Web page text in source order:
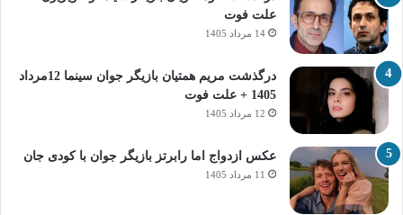
علت فوت
14 مرداد 1405
درگذشت مریم همتیان بازیگر جوان سینما 12مرداد
1405 + علت فوت
12 مرداد 1405
عکس ازدواج اما رابرتز بازیگر جوان با کودی جان
11 مرداد 1405